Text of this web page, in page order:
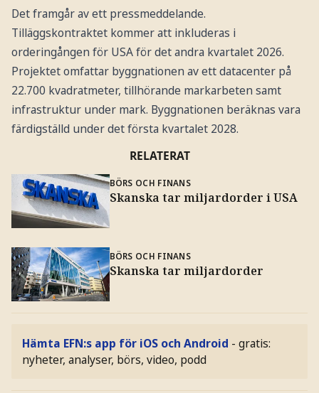
Det framgår av ett pressmeddelande.
Tilläggskontraktet kommer att inkluderas i
orderingången för USA för det andra kvartalet 2026.
Projektet omfattar byggnationen av ett datacenter på
22.700 kvadratmeter, tillhörande markarbeten samt
infrastruktur under mark. Byggnationen beräknas vara
färdigställd under det första kvartalet 2028.
RELATERAT
BÖRS OCH FINANS
Skanska tar miljardorder i USA
BÖRS OCH FINANS
Skanska tar miljardorder
Hämta EFN:s app för iOS och Android - gratis:
nyheter, analyser, börs, video, podd